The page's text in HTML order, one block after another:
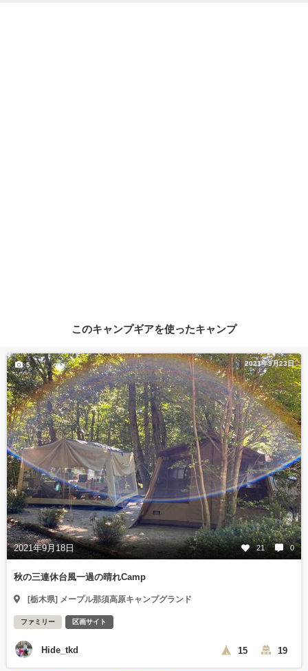
このキャンプギアを使ったキャンプ
2021年9月23日
2021年9月18日 21 0
5
秋の三連休台風一過の晴れCamp
[栃木県] メープル那須高原キャンプグランド
ファミリー 区画サイト
Hide_tkd 15 19